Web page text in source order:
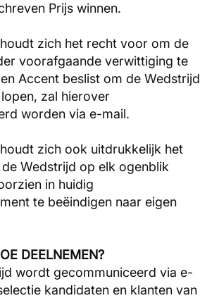
Prijs winnen.
zich het recht voor om de
voorafgaande verwittiging te
Accent beslist om de Wedstrijd
zal hierover
worden via e-mail.
zich ook uitdrukkelijk het
Wedstrijd op elk ogenblik
in huidig
te beëindigen naar eigen
DEELNEMEN?
wordt gecommuniceerd via e-
kandidaten en klanten van